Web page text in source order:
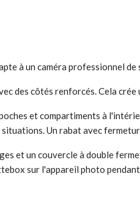
à un caméra professionnel
des côtés renforcés. Cela
et compartiments à
Un rabat avec
et un couvercle à double
sur l'appareil photo